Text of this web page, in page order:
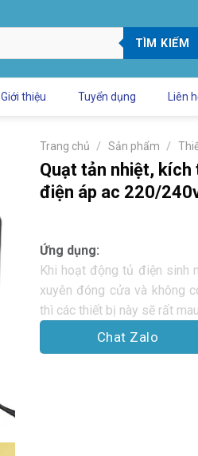
TÌM KIẾM
Giới thiệu Tuyển dụng Liên
Trang chủ / Sản phẩm /
Quạt tản nhiệt,
điện áp ac 220/
Ứng dụng:
Khi hoạt động tủ điện sinh
xuyên đóng cửa và không
thì các thiết bị này sẽ rất
Chat Zalo